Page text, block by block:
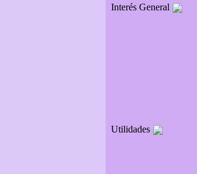
Interés General
Utilidades